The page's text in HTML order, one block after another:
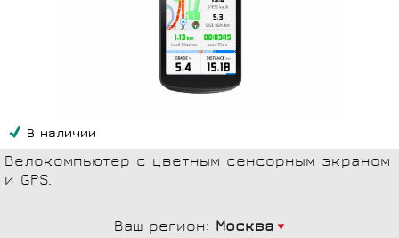
В наличии
Велокомпьютер с цветным сенсорным экраном
и GPS.
Ваш регион: Москва